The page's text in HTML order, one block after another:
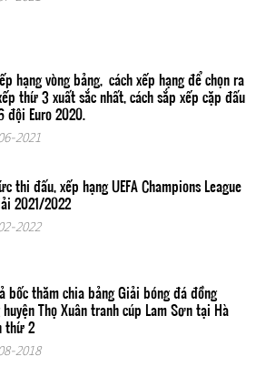
hạng vòng bảng, cách xếp hạng để chọn ra
thứ 3 xuất sắc nhất, cách sắp xếp cặp đấu
đội Euro 2020.
2021
thi đấu, xếp hạng UEFA Champions League
2021/2022
2022
bốc thăm chia bảng Giải bóng đá đồng
Thọ Xuân tranh cúp Lam Sơn tại Hà
thứ 2
2018